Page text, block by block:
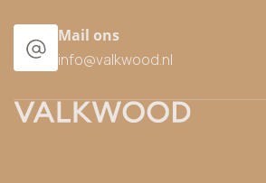
Mail ons
info@valkwood.nl